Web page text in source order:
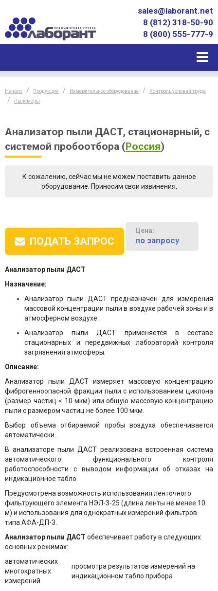
sales@laborant.net
8 (812) 318-50-90
8 (800) 555-777-9
Начало Продукция Измерительное оборудование
Контроль условий труда
Пылемеры
Анализатор пыли ДАСТ, стационарный, с
системой пробоотбора (Россия)
К сожалению, сейчас мы не можем поставить данное
оборудование. Приносим свои извинения.
ПОДАТЬ ЗАПРОС
Цена:
по запросу
Анализатор пыли ДАСТ
Назначение:
Анализатор пыли ДАСТ предназначен для измерения
массовой концентрации пыли в воздухе рабочей зоны и в
атмосферном воздухе.
Анализатор пыли ДАСТ применяется в составе
стационарных и передвижных лабораторий контроля
загрязнения атмосферы.
Описание:
Анализатор пыли ДАСТ измеряет массовую концентрацию
фиброгенноопасной фракции пыли с использованием циклона
(размер частиц < 10 мкм) или общую массовую концентрацию
пыли с размером частиц не более 100 мкм.
Выбор объема отбираемой пробы воздуха обеспечивается
автоматически.
В анализаторе пыли ДАСТ реализована встроенная система
автоматического функционального контроля
работоспособности с выводом информации об отказах на
индикационное табло.
Предусмотрена возможность использования ленточного
фильтрующего элемента НЭЛ-3-25 (длина ленты не менее 10
м) и использования для однократных измерений фильтров
типа АФА-ДП-3.
Анализатор пыли ДАСТ обеспечивает работу в следующих
основных режимах:
автоматических
многократных
измерений
просмотра результатов измерений на
индикационном табло прибора